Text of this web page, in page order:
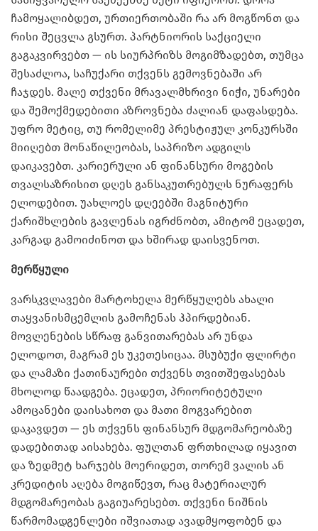
ჩამოყალიბდეთ, ურთიერთობაში რა არ მოგწონთ და
რისი შეცვლა გსურთ. პარტნიორის საქციელი
გაგაკვირვებთ — ის სიურპრიზს მოგიმზადებთ, თუმცა
შესაძლოა, საჩუქარი თქვენს გემოვნებაში არ
ჩაჯდეს. მალე თქვენი მრავალმხრივი ნიჭი, უნარები
და შემოქმედებითი აზროვნება ძალიან დაფასდება.
უფრო მეტიც, თუ რომელიმე პრესტიჟულ კონკურსში
მიიღებთ მონაწილეობას, საპრიზო ადგილს
დაიკავებთ. კარიერული ან ფინანსური მოგების
თვალსაზრისით დღეს განსაკუთრებულს ნურაფერს
ელოდებით. უახლოეს დღეებში მაგნიტური
ქარიშხლების გავლენას იგრძნობთ, ამიტომ ეცადეთ,
კარგად გამოიძინოთ და ხშირად დაისვენოთ.
მერწყული
ვარსკვლავები მარტოხელა მერწყულებს ახალი
თაყვანისმცემლის გამოჩენას ჰპირდებიან.
მოვლენების სწრაფ განვითარებას არ უნდა
ელოდოთ, მაგრამ ეს უკეთესიცაა. მსუბუქი ფლირტი
და ლამაზი ქათინაურები თქვენს თვითშეფასებას
მხოლოდ წაადგება. ეცადეთ, პრიორიტეტული
ამოცანები დაისახოთ და მათი მოგვარებით
დაკავდეთ — ეს თქვენს ფინანსურ მდგომარეობაზე
დადებითად აისახება. ფულთან ფრთხილად იყავით
და ზედმეტ ხარჯებს მოერიდეთ, თორემ ვალის ან
კრედიტის აღება მოგიწევთ, რაც მატერიალურ
მდგომარეობას გაგიუარესებთ. თქვენი ნიშნის
წარმომადგენლები იშვიათად ავადმყოფობენ და